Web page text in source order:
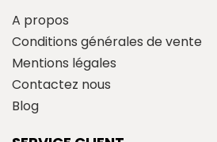
A propos
Conditions générales de vente
Mentions légales
Contactez nous
Blog